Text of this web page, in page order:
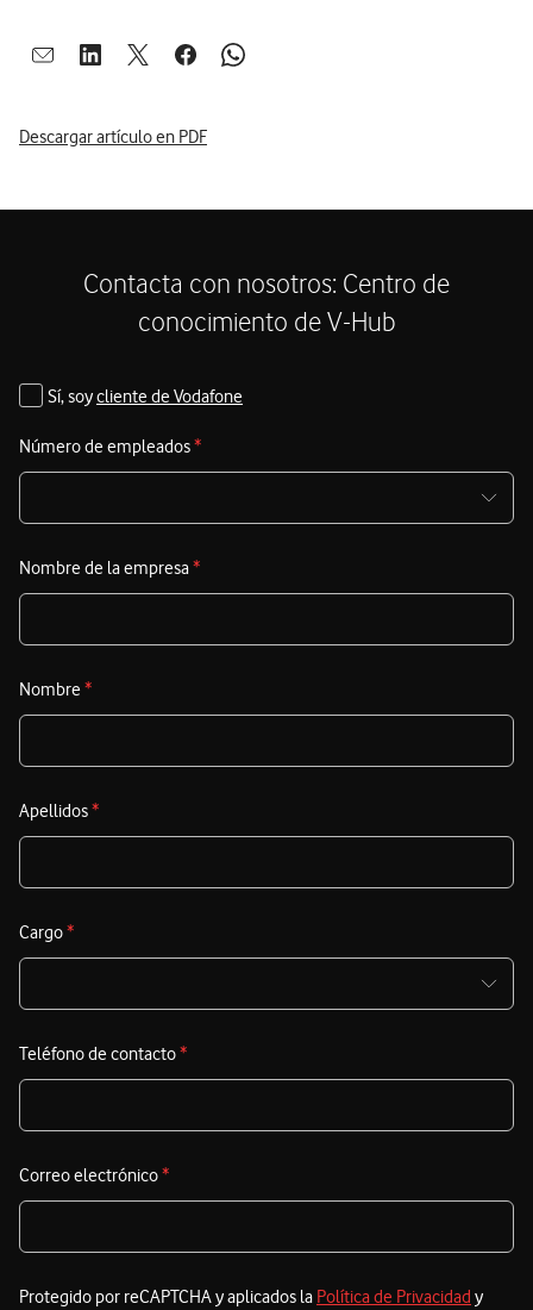
Abrir ventana para compartir en mail
Abrir ventana para compartir en linkedin
Abrir ventana para compartir en twitter
Abrir ventana para compartir en facebook
Abrir ventana para compartir en
Descargar artículo en PDF
Contacta con nosotros: Centro de
conocimiento de V-Hub
Sí, soycliente de Vodafone
Número de empleados*
Nombre de la empresa*
Nombre *
Apellidos*
Cargo*
Teléfono de contacto*
Correo electrónico*
Protegido por reCAPTCHA y aplicados la Política de Privacidad y